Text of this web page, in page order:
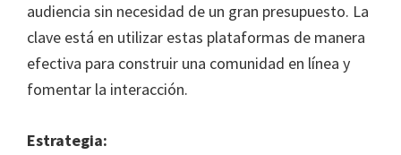
audiencia sin necesidad de un gran presupuesto. La
clave está en utilizar estas plataformas de manera
efectiva para construir una comunidad en línea y
fomentar la interacción.
Estrategia: